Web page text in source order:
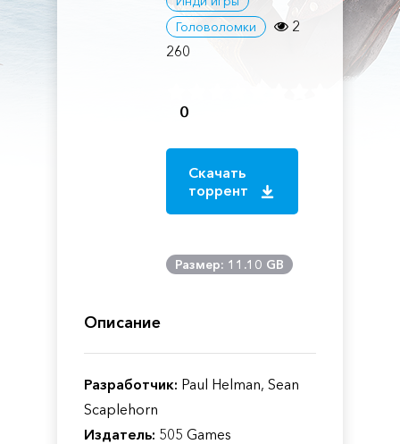
Головоломки
2
260
0
Скачать
торрент
Размер: 11.10 GB
Описание
Разработчик: Paul Helman, Sean
Scaplehorn
Издатель: 505 Games